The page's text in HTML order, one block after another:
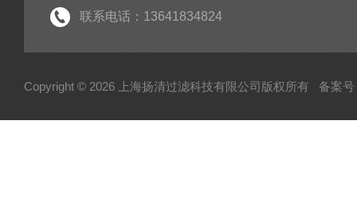
联系电话：13641834824
Copyright © 2026 上海扬清过滤科技有限公司版权所有 备案号